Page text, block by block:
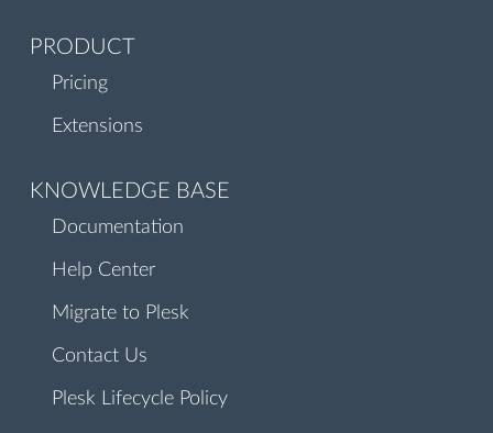
PRODUCT
Pricing
Extensions
KNOWLEDGE BASE
Documentation
Help Center
Migrate to Plesk
Contact Us
Plesk Lifecycle Policy